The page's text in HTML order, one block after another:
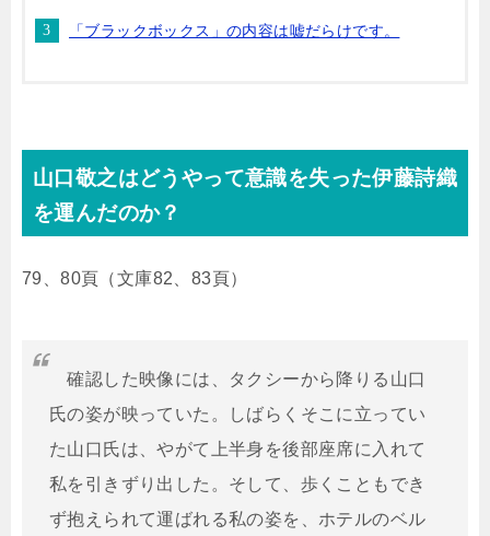
「ブラックボックス」の内容は嘘だらけです。
山口敬之はどうやって意識を失った伊藤詩織
を運んだのか？
79、80頁（文庫82、83頁）
確認した映像には、タクシーから降りる山口
氏の姿が映っていた。しばらくそこに立ってい
た山口氏は、やがて上半身を後部座席に入れて
私を引きずり出した。そして、歩くこともでき
ず抱えられて運ばれる私の姿を、ホテルのベル